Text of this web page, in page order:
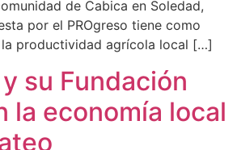
de Cabica en Soledad,
por el PROgreso tiene como
productividad agrícola local […]
su Fundación
la economía local